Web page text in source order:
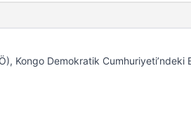
Kongo Demokratik Cumhuriyeti’ndeki